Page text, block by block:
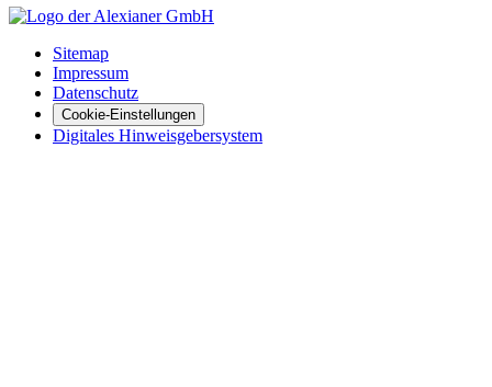
Sitemap
Impressum
Datenschutz
Cookie-Einstellungen
Digitales Hinweisgebersystem